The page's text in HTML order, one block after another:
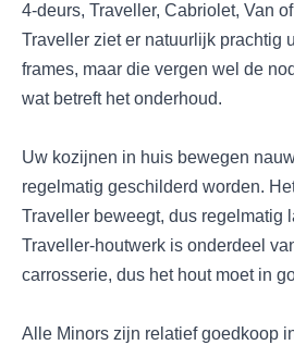
4-deurs, Traveller, Cabriolet, Van
Traveller ziet er natuurlijk prachtig
frames, maar die vergen wel de
wat betreft het onderhoud.
Uw kozijnen in huis bewegen
regelmatig geschilderd worden.
Traveller beweegt, dus regelmatig
Traveller-houtwerk is onderdeel
carrosserie, dus het hout moet in
Alle Minors zijn relatief goedkoop